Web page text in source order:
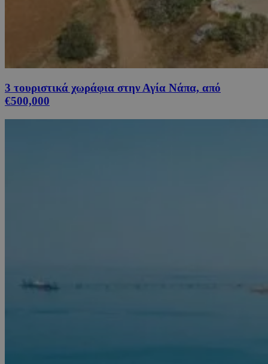
3 τουριστικά χωράφια στην Αγία Νάπα, από
€500,000